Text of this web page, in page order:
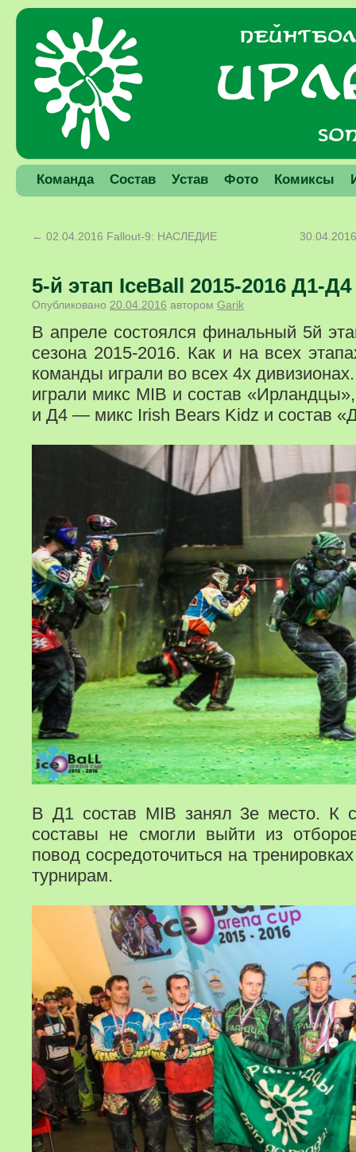
Команда Состав Устав Фото Комиксы
← 02.04.2016 Fallout-9: НАСЛЕДИЕ
5-й этап IceBall 2015-2016 Д1-Д4
Опубликовано 20.04.2016 автором Garik
В апреле состоялся финальный 5й
сезона 2015-2016. Как и на всех
команды играли во всех 4х
играли микс MIB и состав
и Д4 — микс Irish Bears Kidz и состав
В Д1 состав MIB занял 3е место. К
составы не смогли выйти из
повод сосредоточиться на
турнирам.